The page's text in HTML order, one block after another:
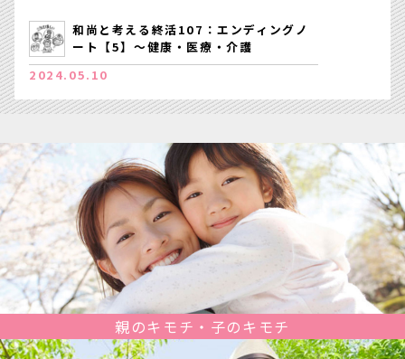
和尚と考える終活107：エンディングノ
ート【5】～健康・医療・介護
2024.05.10
親のキモチ・子のキモチ